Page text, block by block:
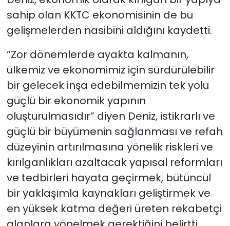
sahip olan KKTC ekonomisinin de bu
gelişmelerden nasibini aldığını kaydetti.
“Zor dönemlerde ayakta kalmanın,
ülkemiz ve ekonomimiz için sürdürülebilir
bir gelecek inşa edebilmemizin tek yolu
güçlü bir ekonomik yapının
oluşturulmasıdır” diyen Deniz, istikrarlı ve
güçlü bir büyümenin sağlanması ve refah
düzeyinin artırılmasına yönelik riskleri ve
kırılganlıkları azaltacak yapısal reformları
ve tedbirleri hayata geçirmek, bütüncül
bir yaklaşımla kaynakları geliştirmek ve
en yüksek katma değeri üreten rekabetçi